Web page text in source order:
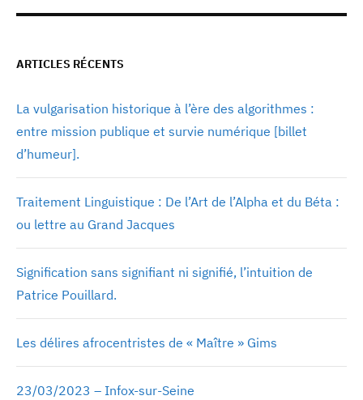
ARTICLES RÉCENTS
La vulgarisation historique à l’ère des algorithmes :
entre mission publique et survie numérique [billet
d’humeur].
Traitement Linguistique : De l’Art de l’Alpha et du Béta :
ou lettre au Grand Jacques
Signification sans signifiant ni signifié, l’intuition de
Patrice Pouillard.
Les délires afrocentristes de « Maître » Gims
23/03/2023 – Infox-sur-Seine